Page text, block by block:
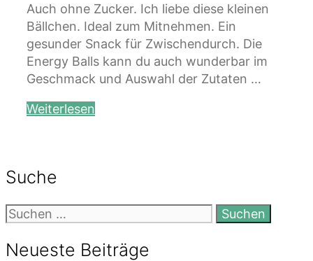
Auch ohne Zucker. Ich liebe diese kleinen
Bällchen. Ideal zum Mitnehmen. Ein
gesunder Snack für Zwischendurch. Die
Energy Balls kann du auch wunderbar im
Geschmack und Auswahl der Zutaten …
Weiterlesen
Suche
Suchen
nach:
Neueste Beiträge